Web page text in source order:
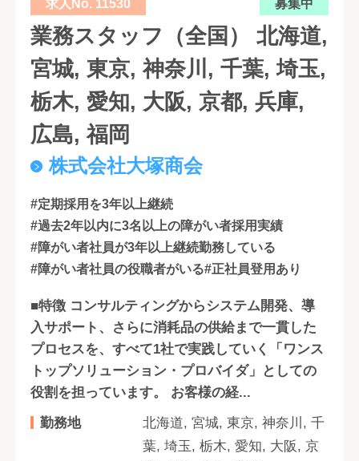
求人No. 11530 募集中
業務スタッフ（全国） 北海道,
宮城, 東京, 神奈川, 千葉, 埼玉,
栃木, 愛知, 大阪, 京都, 兵庫,
広島, 福岡
株式会社大塚商会
#定期採用を3年以上継続
#過去2年以内に3名以上の障がい者採用実績
#障がい者社員が3年以上継続勤務している
#障がい者社員の役職者がいる#正社員登用あり
■特徴 コンサルティングからシステム開発、導
入サポート、さらに消耗品の供給まで一貫した
プロセスを、すべて1社で実践していく「ワンス
トップソリューション・プロバイダ」としての
役割を担っています。 お客様の経...
勤務地
北海道, 宮城, 東京, 神奈川, 千
葉, 埼玉, 栃木, 愛知, 大阪, 京